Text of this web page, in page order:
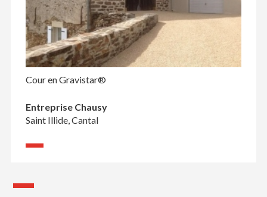
Cour en Gravistar®
Entreprise Chausy
Saint Illide, Cantal